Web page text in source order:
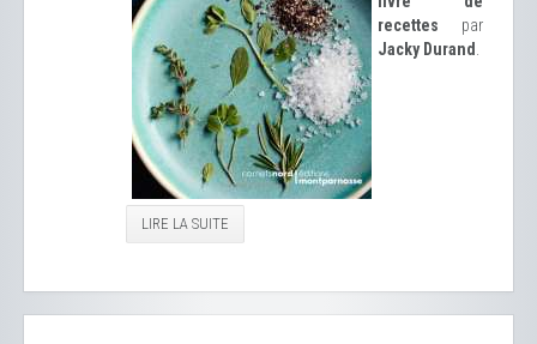
recettes par
Jacky Durand
LIRE LA SUITE